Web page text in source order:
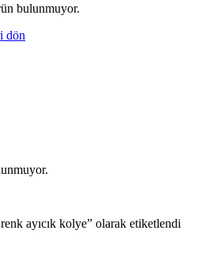
bulunmuyor.
dön
ayıcık kolye” olarak etiketlendi